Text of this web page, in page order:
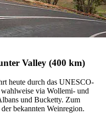
Valley (400 km)
heute durch das UNESCO-
via Wollemi- und
und Bucketty. Zum
bekannten Weinregion.